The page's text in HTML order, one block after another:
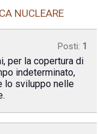
NUCLEARE
Posti: 1
per la copertura di
indeterminato,
lo sviluppo nelle